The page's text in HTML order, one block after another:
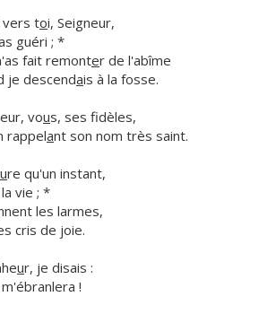
vers toi, Seigneur,
guéri ; *
fait remonter de l'abîme
je descendais à la fosse.
vous, ses fidèles,
rappelant son nom très saint.
ure qu'un instant,
vie ; *
les larmes,
cris de joie.
ur, je disais :
!